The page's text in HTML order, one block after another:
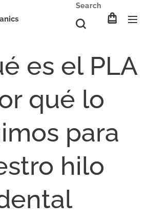
Search
es el PLA
qué lo
para
hilo